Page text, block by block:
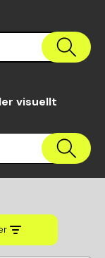
visuellt